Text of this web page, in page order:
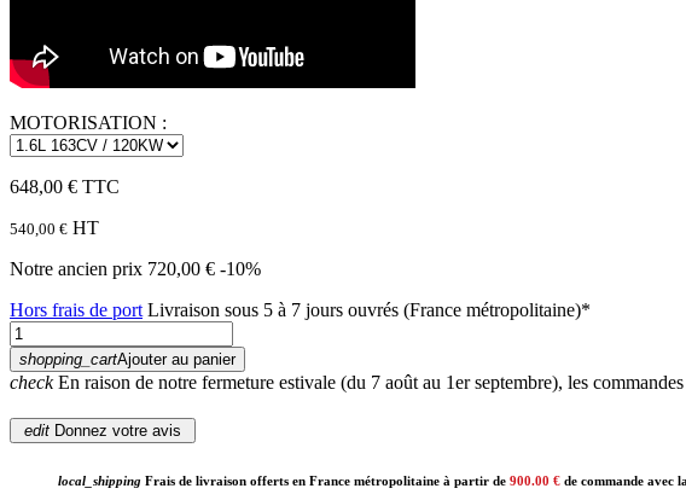
MOTORISATION :
648,00 € TTC
540,00 € HT
Notre ancien prix 720,00 € -10%
Hors frais de port Livraison sous 5 à 7 jours ouvrés (France métropolitaine)*
shopping_cartAjouter au panier
checkEn raison de notre fermeture estivale (du 7 août au 1er septembre), les
edit Donnez votre avis
local_shipping Frais de livraison offerts en France métropolitaine à partir de 900.00 € de commande avec